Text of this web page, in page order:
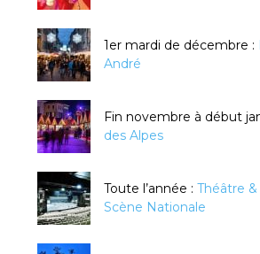
1er mardi de décembre :
André
Fin novembre à début
des Alpes
Toute l’année : Théâtre
Scène Nationale